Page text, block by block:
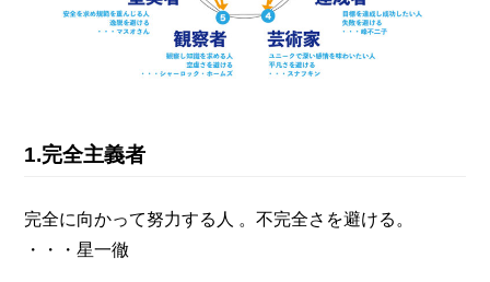
1.完全主義者
完全に向かって努力する人 。不完全さを避ける。
・・・星一徹